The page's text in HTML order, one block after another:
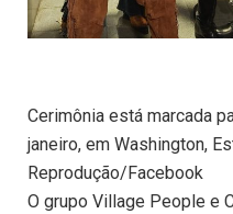
Cerimônia está marcada
janeiro, em Washington,
Reprodução/Facebook
O grupo Village People e